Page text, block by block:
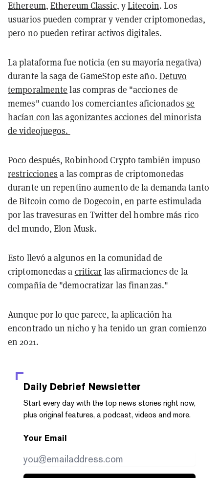
Ethereum,Ethereum Classic, yLitecoin. Los
usuarios pueden comprar y vender criptomonedas,
pero no pueden retirar activos digitales.
La plataforma fue noticia (en su mayoría negativa)
durante la saga de GameStop este año. Detuvo
temporalmente las compras de "acciones de
memes" cuando los comerciantes aficionadosse
hacían con las agonizantes acciones del minorista
de videojuegos.
Poco después, Robinhood Crypto también impuso
restricciones a las compras de criptomonedas
durante un repentino aumento de la demanda tanto
de Bitcoin como de Dogecoin, en parte estimulada
por las travesuras en Twitter del hombre más rico
del mundo, Elon Musk.
Esto llevó a algunos en la comunidad de
criptomonedas a criticar las afirmaciones de la
compañía de "democratizar las finanzas."
Aunque por lo que parece, la aplicación ha
encontrado un nicho y ha tenido un gran comienzo
en 2021.
Daily Debrief Newsletter
Start every day with the top news stories right now,
plus original features, a podcast, videos and more.
Your Email